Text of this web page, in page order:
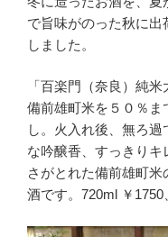
で旨味がのった秋に
しました。
「百楽門（奈良）純
備前雄町米を５０％ま
し。火入れ後、無ろ
な吟醸香、すっきりキ
さがとれた備前雄町
酒です。720ml ￥